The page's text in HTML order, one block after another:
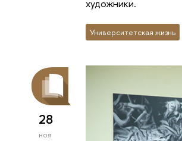
художники.
Университетская жизнь
28
ноя